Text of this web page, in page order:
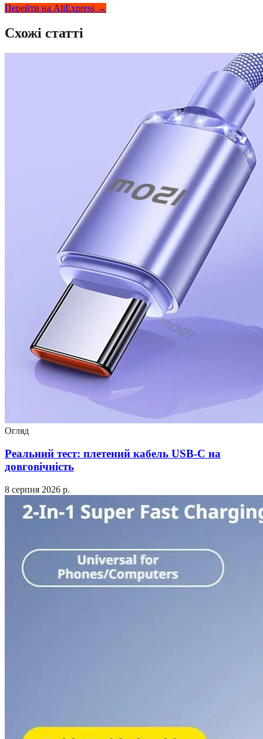
Перейти на AliExpress →
Схожі статті
Огляд
Реальний тест: плетений кабель USB-C на
довговічність
8 серпня 2026 р.